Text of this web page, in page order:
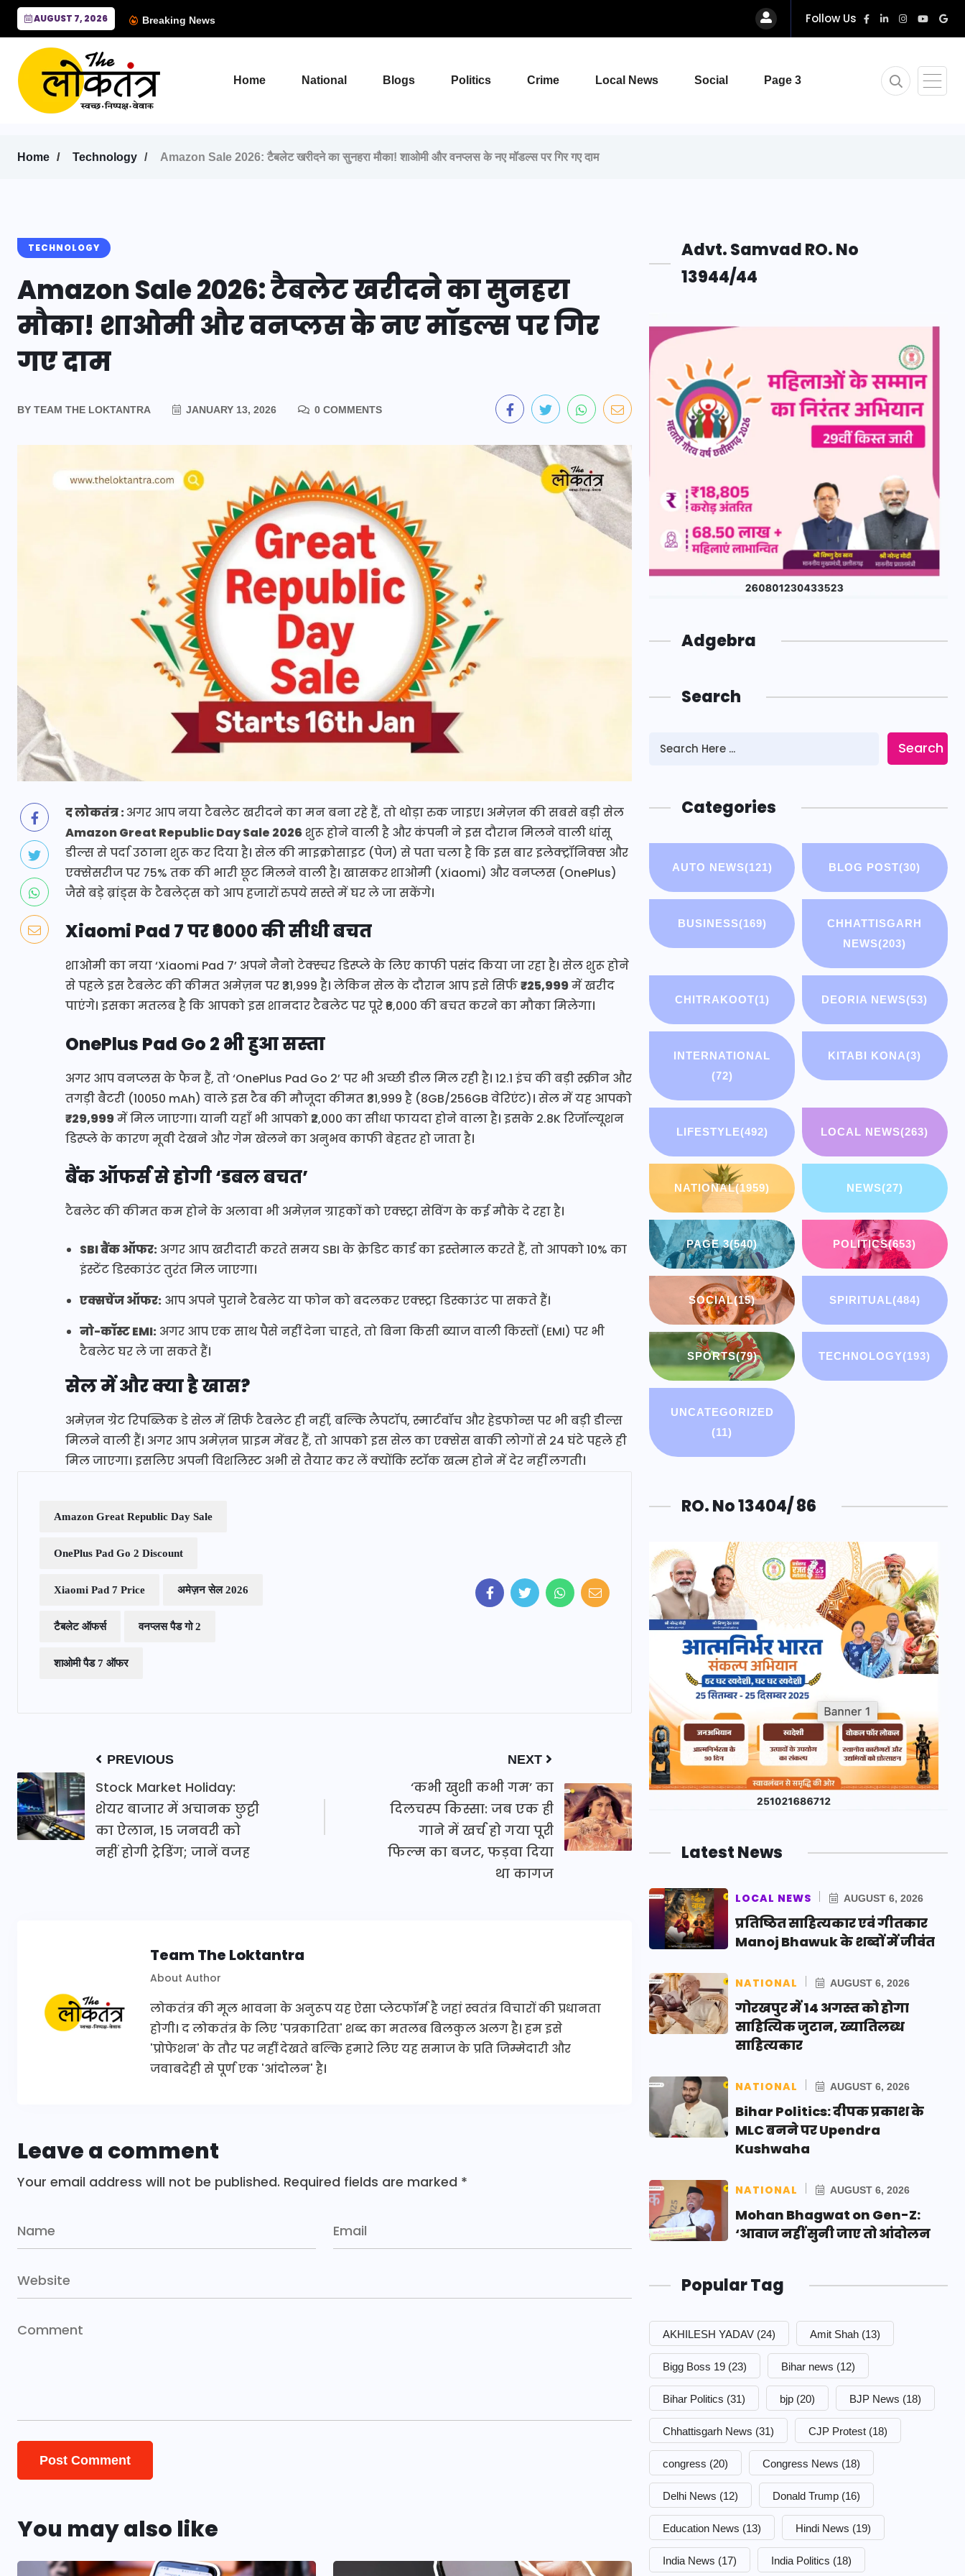
AUGUST 7, 2026 Breaking News Follow Us
Home National Blogs Politics Crime Local News Social Page 3
Home Technology Amazon Sale 2026: टैबलेट खरीदने का सुनहरा मौका! शाओमी और वनप्लस के नए मॉडल्स पर गिर गए दाम
TECHNOLOGY
Amazon Sale 2026: टैबलेट खरीदने का सुनहरा
मौका! शाओमी और वनप्लस के नए मॉडल्स पर गिर
गए दाम
BY TEAM THE LOKTANTRA JANUARY 13, 2026 0 COMMENTS
द लोकतंत्र :अगर आप नया टैबलेट खरीदने का मन बना रहे हैं, तो थोड़ा रुक जाइए। अमेज़न की सबसे बड़ी सेल
Amazon Great Republic Day Sale 2026 शुरू होने वाली है और कंपनी ने इस दौरान मिलने वाली धांसू
डील्स से पर्दा उठाना शुरू कर दिया है। सेल की माइक्रोसाइट (पेज) से पता चला है कि इस बार इलेक्ट्रॉनिक्स और
एक्सेसरीज पर 75% तक की भारी छूट मिलने वाली है। खासकर शाओमी (Xiaomi) और वनप्लस (OnePlus)
जैसे बड़े ब्रांड्स के टैबलेट्स को आप हजारों रुपये सस्ते में घर ले जा सकेंगे।
Xiaomi Pad 7 पर ₹6000 की सीधी बचत
शाओमी का नया ‘Xiaomi Pad 7’ अपने नैनो टेक्स्चर डिस्प्ले के लिए काफी पसंद किया जा रहा है। सेल शुरू होने
से पहले इस टैबलेट की कीमत अमेज़न पर ₹31,999 है। लेकिन सेल के दौरान आप इसे सिर्फ₹25,999में खरीद
पाएंगे। इसका मतलब है कि आपको इस शानदार टैबलेट पर पूरे ₹6,000 की बचत करने का मौका मिलेगा।
OnePlus Pad Go 2 भी हुआ सस्ता
अगर आप वनप्लस के फैन हैं, तो ‘OnePlus Pad Go 2’ पर भी अच्छी डील मिल रही है। 12.1 इंच की बड़ी स्क्रीन और
तगड़ी बैटरी (10050 mAh) वाले इस टैब की मौजूदा कीमत ₹31,999 है (8GB/256GB वेरिएंट)। सेल में यह आपको
₹29,999में मिल जाएगा। यानी यहाँ भी आपको ₹2,000 का सीधा फायदा होने वाला है। इसके 2.8K रिजॉल्यूशन
डिस्प्ले के कारण मूवी देखने और गेम खेलने का अनुभव काफी बेहतर हो जाता है।
बैंक ऑफर्स से होगी ‘डबल बचत’
टैबलेट की कीमत कम होने के अलावा भी अमेज़न ग्राहकों को एक्स्ट्रा सेविंग के कई मौके दे रहा है।
SBI बैंक ऑफर: अगर आप खरीदारी करते समय SBI के क्रेडिट कार्ड का इस्तेमाल करते हैं, तो आपको 10% का
इंस्टेंट डिस्काउंट तुरंत मिल जाएगा।
एक्सचेंज ऑफर: आप अपने पुराने टैबलेट या फोन को बदलकर एक्स्ट्रा डिस्काउंट पा सकते हैं।
नो-कॉस्ट EMI: अगर आप एक साथ पैसे नहीं देना चाहते, तो बिना किसी ब्याज वाली किस्तों (EMI) पर भी
टैबलेट घर ले जा सकते हैं।
सेल में और क्या है खास?
अमेज़न ग्रेट रिपब्लिक डे सेल में सिर्फ टैबलेट ही नहीं, बल्कि लैपटॉप, स्मार्टवॉच और हेडफोन्स पर भी बड़ी डील्स
मिलने वाली हैं। अगर आप अमेज़न प्राइम मेंबर हैं, तो आपको इस सेल का एक्सेस बाकी लोगों से 24 घंटे पहले ही
मिल जाएगा। इसलिए अपनी विशलिस्ट अभी से तैयार कर लें क्योंकि स्टॉक खत्म होने में देर नहीं लगती।
Amazon Great Republic Day Sale
OnePlus Pad Go 2 Discount
Xiaomi Pad 7 Price अमेज़न सेल 2026
टैबलेट ऑफर्स वनप्लस पैड गो 2
शाओमी पैड 7 ऑफर
PREVIOUS
Stock Market Holiday:
शेयर बाजार में अचानक छुट्टी
का ऐलान, 15 जनवरी को
नहीं होगी ट्रेडिंग; जानें वजह
NEXT
‘कभी खुशी कभी गम’ का
दिलचस्प किस्सा: जब एक ही
गाने में खर्च हो गया पूरी
फिल्म का बजट, फड़वा दिया
था कागज
Team The Loktantra
About Author
लोकतंत्र की मूल भावना के अनुरूप यह ऐसा प्लेटफॉर्म है जहां स्वतंत्र विचारों की प्रधानता
होगी। द लोकतंत्र के लिए 'पत्रकारिता' शब्द का मतलब बिलकुल अलग है। हम इसे
'प्रोफेशन' के तौर पर नहीं देखते बल्कि हमारे लिए यह समाज के प्रति जिम्मेदारी और
जवाबदेही से पूर्ण एक 'आंदोलन' है।
Leave a comment
Your email address will not be published. Required fields are marked *
You may also like
Advt. Samvad RO. No
13944/44
Adgebra
Search
Search
Categories
AUTO NEWS(121) BLOG POST(30)
BUSINESS(169)
CHHATTISGARH
NEWS(203)
CHITRAKOOT(1) DEORIA NEWS(53)
INTERNATIONAL
(72)
KITABI KONA(3)
LIFESTYLE(492) LOCAL NEWS(263)
NATIONAL(1959) NEWS(27)
PAGE 3(540) POLITICS(653)
SOCIAL(15) SPIRITUAL(484)
SPORTS(79) TECHNOLOGY(193)
UNCATEGORIZED
(11)
RO. No 13404/ 86
Latest News
LOCAL NEWS AUGUST 6, 2026
प्रतिष्ठित साहित्यकार एवं गीतकार
Manoj Bhawuk के शब्दों में जीवंत
NATIONAL AUGUST 6, 2026
गोरखपुर में 14 अगस्त को होगा
साहित्यिक जुटान, ख्यातिलब्ध
साहित्यकार
NATIONAL AUGUST 6, 2026
Bihar Politics: दीपक प्रकाश के
MLC बनने पर Upendra
Kushwaha
NATIONAL AUGUST 6, 2026
Mohan Bhagwat on Gen-Z:
‘आवाज नहीं सुनी जाए तो आंदोलन
Popular Tag
AKHILESH YADAV (24) Amit Shah (13)
Bigg Boss 19 (23) Bihar news (12)
Bihar Politics (31) bjp (20) BJP News (18)
Chhattisgarh News (31) CJP Protest (18)
congress (20) Congress News (18)
Delhi News (12) Donald Trump (16)
Education News (13) Hindi News (19)
India News (17) India Politics (18)